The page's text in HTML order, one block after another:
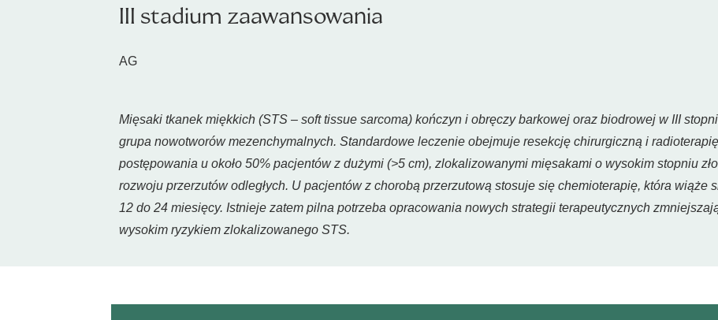
III stadium zaawansowania
AG
Mięsaki tkanek miękkich (STS – soft tissue sarcoma) kończyn i obręczy barkowej oraz biodrowej w III
grupa nowotworów mezenchymalnych. Standardowe leczenie obejmuje resekcję chirurgiczną i
postępowania u około 50% pacjentów z dużymi (>5 cm), zlokalizowanymi mięsakami o wysokim stopniu
rozwoju przerzutów odległych. U pacjentów z chorobą przerzutową stosuje się chemioterapię, która wiąże
12 do 24 miesięcy. Istnieje zatem pilna potrzeba opracowania nowych strategii terapeutycznych
wysokim ryzykiem zlokalizowanego STS.